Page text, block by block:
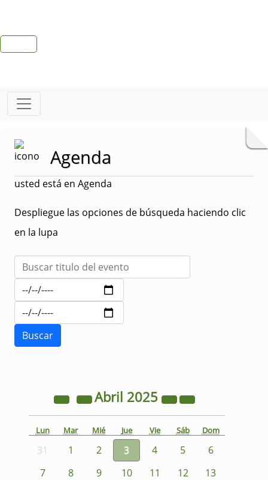
Agenda
usted está en Agenda
Despliegue las opciones de búsqueda haciendo clic
en la lupa
Abril 2025
Lun Mar Mié Jue Vie Sáb Dom
31 1 2 3 4 5
6
7
8 9 10 11 12
13